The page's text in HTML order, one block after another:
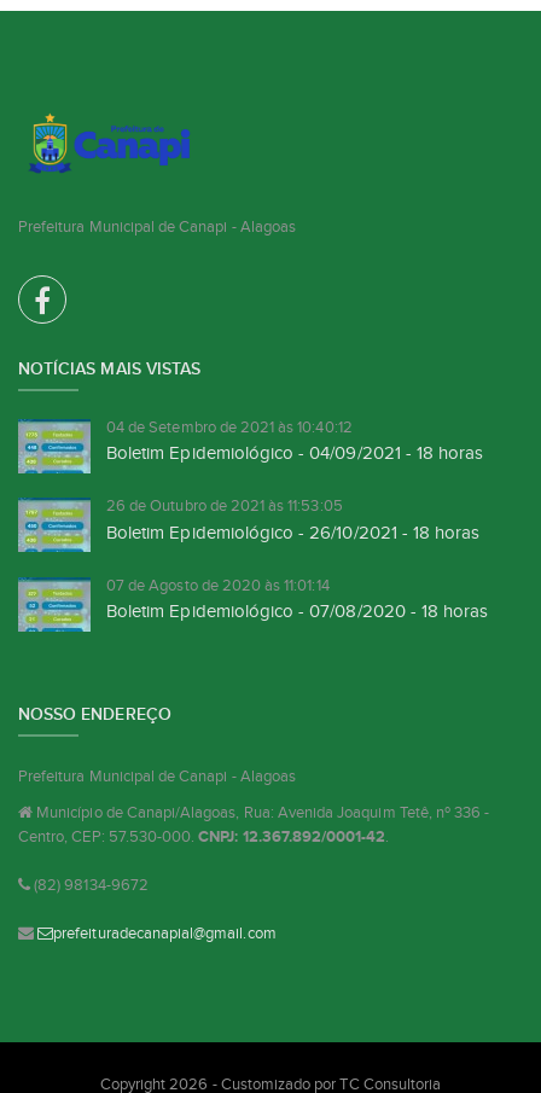
Prefeitura Municipal de Canapi - Alagoas
NOTÍCIAS MAIS VISTAS
04 de Setembro de 2021 às 10:40:12
Boletim Epidemiológico - 04/09/2021 - 18 horas
26 de Outubro de 2021 às 11:53:05
Boletim Epidemiológico - 26/10/2021 - 18 horas
07 de Agosto de 2020 às 11:01:14
Boletim Epidemiológico - 07/08/2020 - 18 horas
NOSSO ENDEREÇO
Prefeitura Municipal de Canapi - Alagoas
Município de Canapi/Alagoas, Rua: Avenida Joaquim Tetê, nº 336 -
Centro, CEP: 57.530-000.CNPJ: 12.367.892/0001-42.
(82) 98134-9672
prefeituradecanapial@gmail.com
Copyright 2026 - Customizado porTC Consultoria